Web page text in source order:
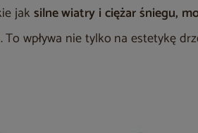
jaksilne wiatry i ciężar śniegu,
wpływa nie tylko na estetykę